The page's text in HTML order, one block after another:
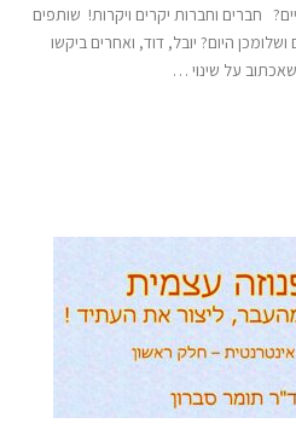
חברים וחברות יקרים ויקרות! שותפים
היום? יובל, דוד, ואחרים ביקשו
שאכתוב על שינוי …